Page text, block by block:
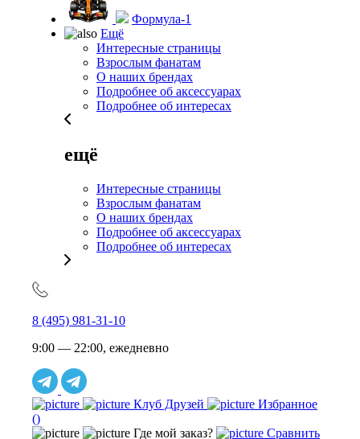
Формула-1
Ещё
Интересные страницы
Взрослым фанатам
О наших брендах
Подробнее об аксессуарах
Подробнее об интересах
ещё
Интересные страницы
Взрослым фанатам
О наших брендах
Подробнее об аксессуарах
Подробнее об интересах
8 (495) 981-31-10
9:00 — 22:00, ежедневно
Клуб Друзей
Избранное
()
Где мой заказ?
Сравнить